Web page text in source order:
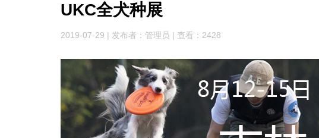
UKC全犬种展
2019-07-29 | 发布者：管理员 | 查看：2428